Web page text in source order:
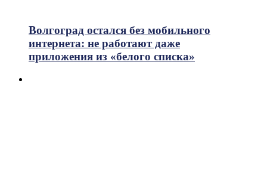
Волгоград остался без мобильного
интернета: не работают даже
приложения из «белого списка»